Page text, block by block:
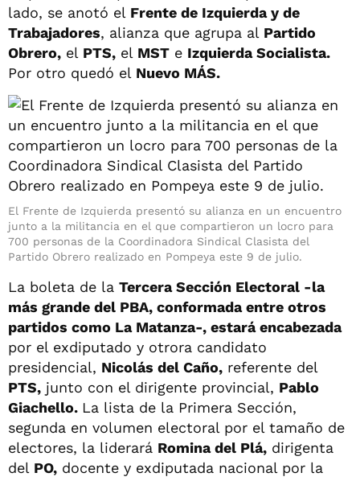
lado, se anotó el Frente de Izquierda y de
Trabajadores, alianza que agrupa al Partido
Obrero, el PTS, el MST e Izquierda Socialista.
Por otro quedó el Nuevo MÁS.
El Frente de Izquierda presentó su alianza en un encuentro
junto a la militancia en el que compartieron un locro para
700 personas de la Coordinadora Sindical Clasista del
Partido Obrero realizado en Pompeya este 9 de julio.
La boleta de la Tercera Sección Electoral -la
más grande del PBA, conformada entre otros
partidos como La Matanza-, estará encabezada
por el exdiputado y otrora candidato
presidencial, Nicolás del Caño, referente del
PTS, junto con el dirigente provincial, Pablo
Giachello. La lista de la Primera Sección,
segunda en volumen electoral por el tamaño de
electores, la liderará Romina del Plá, dirigenta
del PO, docente y exdiputada nacional por la